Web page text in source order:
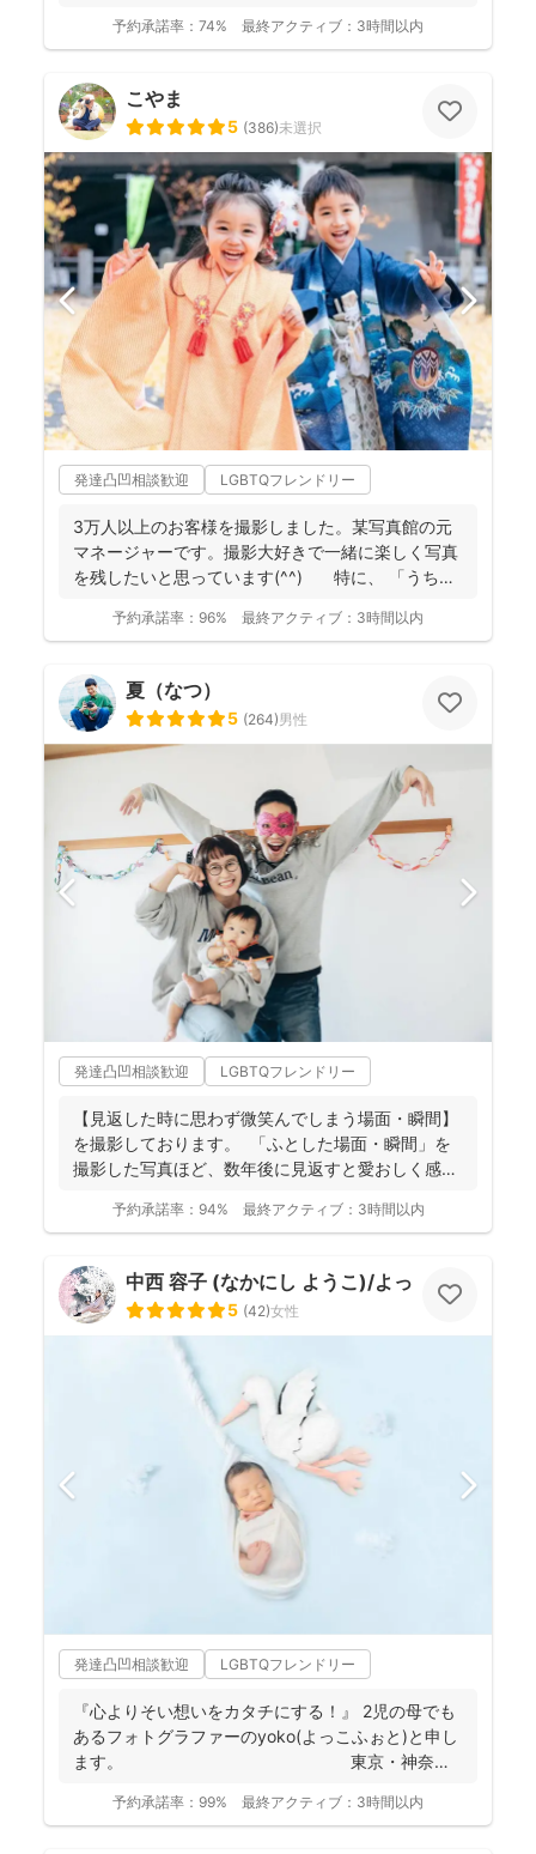
予約承諾率： 74% 最終アクティブ： 3時間以内
こやま
5 (386)未選択
発達凸凹相談歓迎 LGBTQフレンドリー
3万人以上のお客様を撮影しました。某写真館の元
マネージャーです。撮影大好きで一緒に楽しく写真
を残したいと思っています(^^) 特に、 「うち
予約承諾率： 96% 最終アクティブ： 3時間以内
夏（なつ）
5 (264)男性
発達凸凹相談歓迎 LGBTQフレンドリー
【見返した時に思わず微笑んでしまう場面・瞬間】
を撮影しております。 ⁡ 「ふとした場面・瞬間」を
撮影した写真ほど、数年後に見返すと愛おしく感じ
予約承諾率： 94% 最終アクティブ： 3時間以内
中西 容子 (なかにし ようこ)/よっこふぉと
5 (42)女性
発達凸凹相談歓迎 LGBTQフレンドリー
『心よりそい想いをカタチにする！』 2児の母でも
あるフォトグラファーのyoko(よっこふぉと)と申し
ます。 東京・神奈
予約承諾率： 99% 最終アクティブ： 3時間以内